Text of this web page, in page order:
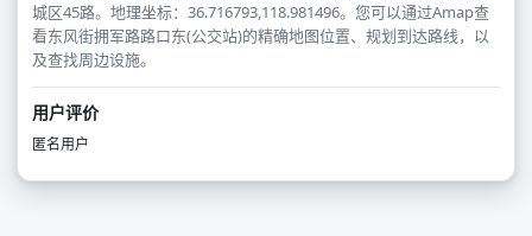
城区45路。地理坐标：36.716793,118.981496。您可以通过Amap查
看东风街拥军路路口东(公交站)的精确地图位置、规划到达路线，以
及查找周边设施。
用户评价
匿名用户